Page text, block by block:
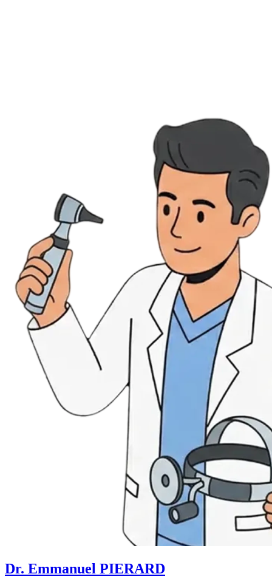
Dr. Emmanuel PIERARD